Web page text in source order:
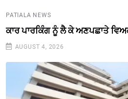
PATIALA NEWS
ਕਾਰ ਪਾਰਕਿੰਗ ਨੂੰ ਲੈ ਕੇ ਅਣਪਛਾਤੇ
AUGUST 4, 2026